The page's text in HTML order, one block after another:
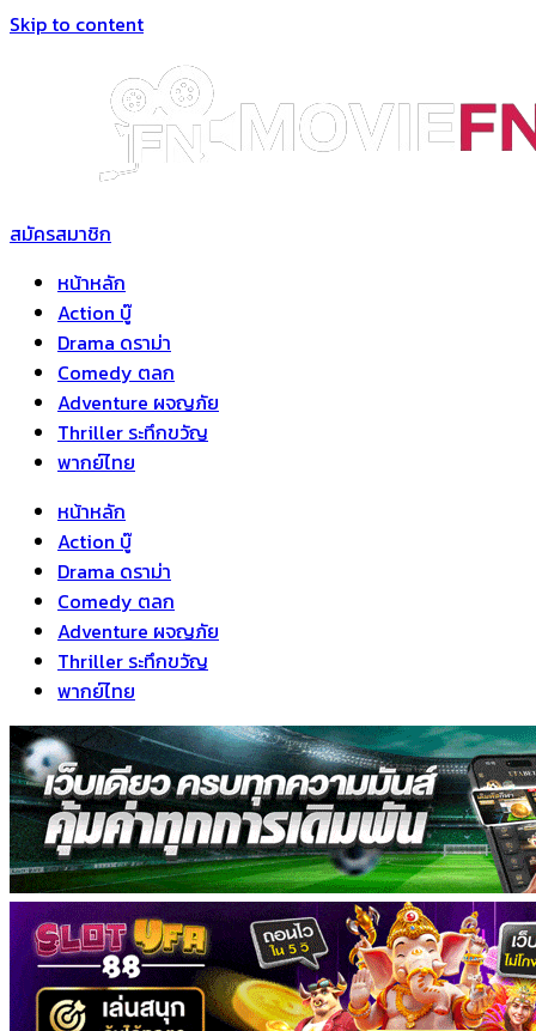
Skip to content
สมัครสมาชิก
หน้าหลัก
Action บู๊
Drama ดราม่า
Comedy ตลก
Adventure ผจญภัย
Thriller ระทึกขวัญ
พากย์ไทย
หน้าหลัก
Action บู๊
Drama ดราม่า
Comedy ตลก
Adventure ผจญภัย
Thriller ระทึกขวัญ
พากย์ไทย